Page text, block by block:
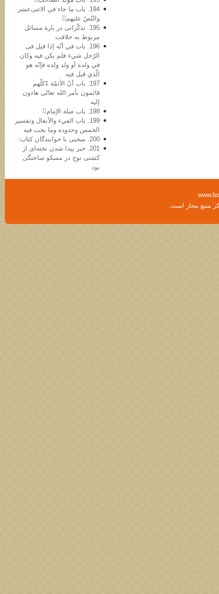
194. باب ما جاء في الاثنی‌عشر
والنّصّ علیهم
195. تذکّراتی در بارة مسائل
مربوط به خلافت
196. باب في أنّه إذا قیل فی
الرّجل شيء فلم یکن فیه وکان
في ولده أو ولد ولده فإنّه هو
الّذي قیل فیه
197. باب أنّ الأئمّة ‡کلّهم
قائمون بأمر الله تعالی هادون
إلیه
198. باب صلة الإمام
199. باب الفيء والأنفال وتفسیر
الخمس وحدوده وما یجب فیه
200. سخنی با خوانندگان کتاب:
201. خبر پیدا شدن تخته‌ای از
کشتی نوح در مسکو ساختگی
بود
منبع مجاز است.